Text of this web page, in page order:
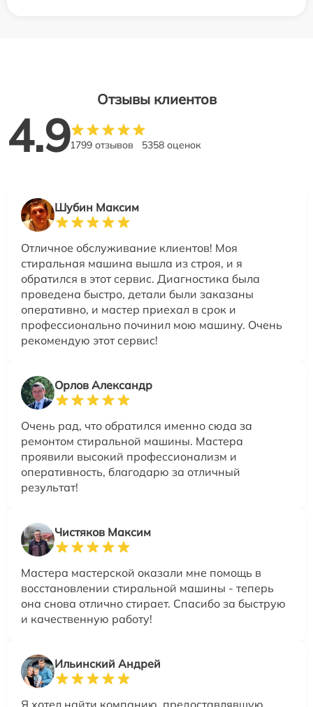
Отзывы клиентов
4.91799 отзывов 5358 оценок
Шубин Максим
Отличное обслуживание клиентов! Моя
стиральная машина вышла из строя, и я
обратился в этот сервис. Диагностика была
проведена быстро, детали были заказаны
оперативно, и мастер приехал в срок и
профессионально починил мою машину. Очень
рекомендую этот сервис!
Орлов Александр
Очень рад, что обратился именно сюда за
ремонтом стиральной машины. Мастера
проявили высокий профессионализм и
оперативность, благодарю за отличный
результат!
Чистяков Максим
Мастера мастерской оказали мне помощь в
восстановлении стиральной машины - теперь
она снова отлично стирает. Спасибо за быструю
и качественную работу!
Ильинский Андрей
Я хотел найти компанию, предоставлявшую